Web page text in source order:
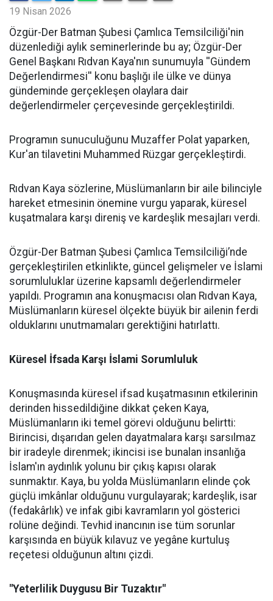
19 Nisan 2026
​Özgür-Der Batman Şubesi Çamlıca Temsilciliği'nin
düzenlediği aylık seminerlerinde bu ay; Özgür-Der
Genel Başkanı Rıdvan Kaya'nın sunumuyla ''Gündem
Değerlendirmesi'' konu başlığı ile ülke ve dünya
gündeminde gerçekleşen olaylara dair
değerlendirmeler çerçevesinde gerçekleştirildi.
Programın sunuculuğunu Muzaffer Polat yaparken,
Kur'an tilavetini Muhammed Rüzgar gerçekleştirdi.
Rıdvan Kaya sözlerine, Müslümanların bir aile bilinciyle
hareket etmesinin önemine vurgu yaparak, küresel
kuşatmalara karşı direniş ve kardeşlik mesajları verdi.
Özgür-Der Batman Şubesi Çamlıca Temsilciliği’nde
gerçekleştirilen etkinlikte, güncel gelişmeler ve İslami
sorumluluklar üzerine kapsamlı değerlendirmeler
yapıldı. Programın ana konuşmacısı olan Rıdvan Kaya,
Müslümanların küresel ölçekte büyük bir ailenin ferdi
olduklarını unutmamaları gerektiğini hatırlattı.
Küresel İfsada Karşı İslami Sorumluluk
Konuşmasında küresel ifsad kuşatmasının etkilerinin
derinden hissedildiğine dikkat çeken Kaya,
Müslümanların iki temel görevi olduğunu belirtti:
Birincisi, dışarıdan gelen dayatmalara karşı sarsılmaz
bir iradeyle direnmek; ikincisi ise bunalan insanlığa
İslam'ın aydınlık yolunu bir çıkış kapısı olarak
sunmaktır. Kaya, bu yolda Müslümanların elinde çok
güçlü imkânlar olduğunu vurgulayarak; kardeşlik, isar
(fedakârlık) ve infak gibi kavramların yol gösterici
rolüne değindi. Tevhid inancının ise tüm sorunlar
karşısında en büyük kılavuz ve yegâne kurtuluş
reçetesi olduğunun altını çizdi.
"Yeterlilik Duygusu Bir Tuzaktır"